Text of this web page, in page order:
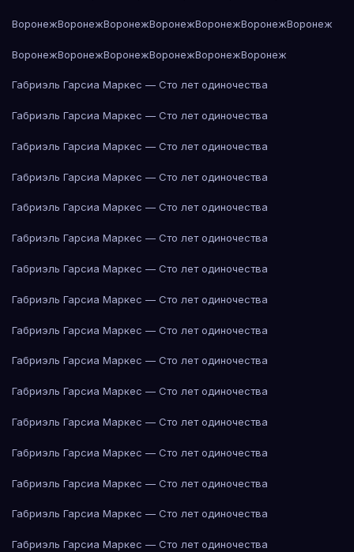
ВоронежВоронежВоронежВоронежВоронежВоронежВоронеж
ВоронежВоронежВоронежВоронежВоронежВоронеж
Габриэль Гарсиа Маркес — Сто лет одиночества
Габриэль Гарсиа Маркес — Сто лет одиночества
Габриэль Гарсиа Маркес — Сто лет одиночества
Габриэль Гарсиа Маркес — Сто лет одиночества
Габриэль Гарсиа Маркес — Сто лет одиночества
Габриэль Гарсиа Маркес — Сто лет одиночества
Габриэль Гарсиа Маркес — Сто лет одиночества
Габриэль Гарсиа Маркес — Сто лет одиночества
Габриэль Гарсиа Маркес — Сто лет одиночества
Габриэль Гарсиа Маркес — Сто лет одиночества
Габриэль Гарсиа Маркес — Сто лет одиночества
Габриэль Гарсиа Маркес — Сто лет одиночества
Габриэль Гарсиа Маркес — Сто лет одиночества
Габриэль Гарсиа Маркес — Сто лет одиночества
Габриэль Гарсиа Маркес — Сто лет одиночества
Габриэль Гарсиа Маркес — Сто лет одиночества